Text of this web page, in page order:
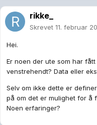
rikke_
Skrevet 11. februar
Hei.
Er noen der ute som har
venstrehendt? Data eller
Selv om ikke dette er
på om det er mulighet for å
Noen erfaringer?